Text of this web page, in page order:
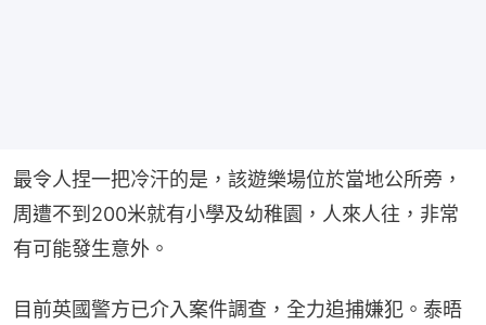
最令人捏一把冷汗的是，該遊樂場位於當地公所旁，
周遭不到200米就有小學及幼稚園，人來人往，非常
有可能發生意外。
目前英國警方已介入案件調查，全力追捕嫌犯。泰晤